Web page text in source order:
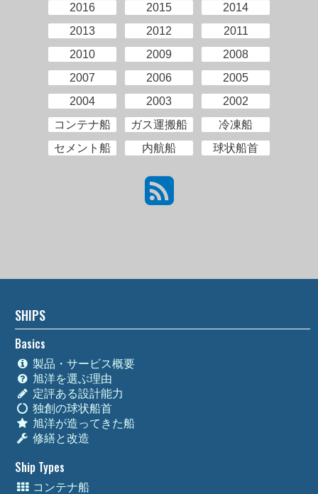
2016
2015
2014
2013
2012
2011
2010
2009
2008
2007
2006
2005
2004
2003
2002
コンテナ船
ガス運搬船
冷凍船
セメント船
内航船 球状船首
SHIPS
Basics
製品・サービス概要
旭洋を選ぶ理由
定評ある設計能力
独創の球状船首
旭洋が造ってきた船
修繕と改造
Ship Types
コンテナ船